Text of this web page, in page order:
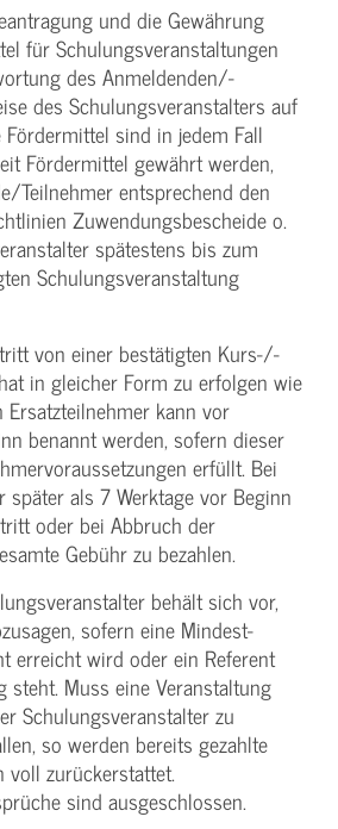
und die Gewährung
für Schulungs­veranstaltungen
des Anmeldenden/­
des Schulungs­veranstalters auf
sind in jedem Fall
Fördermittel gewährt werden,
­Teilnehmer entsprechend den
Zuwendungs­bescheide o.
spätestens bis zum
Schulungs­veranstaltung
von einer bestätigten Kurs-/­
in gleicher Form zu erfolgen wie
kann vor
benannt werden, sofern dieser
erfüllt. Bei
später als 7 Werktage vor Beginn
oder bei Abbruch der
Gebühr zu bezahlen.
behält sich vor,
sofern eine Mindest­
erreicht wird oder ein Referent
steht. Muss eine Veranstaltung
Schulungs­veranstalter zu
so werden bereits gezahlte
voll zurückerstattet.
sind ausgeschlossen.